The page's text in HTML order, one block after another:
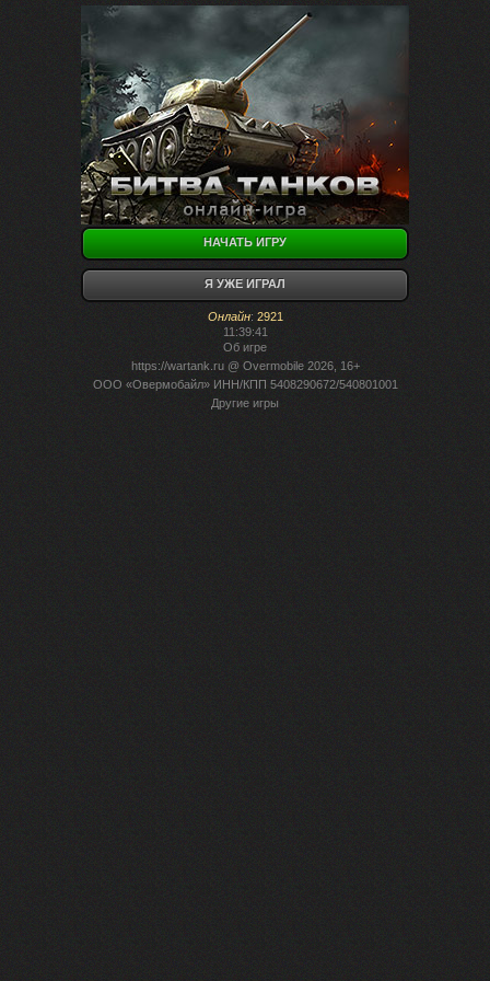
НАЧАТЬ ИГРУ
Я УЖЕ ИГРАЛ
Онлайн: 2921
11:39:41
Об игре
https://wartank.ru@ Overmobile 2026, 16+
ООО «Овермобайл» ИНН/КПП 5408290672/540801001
Другие игры